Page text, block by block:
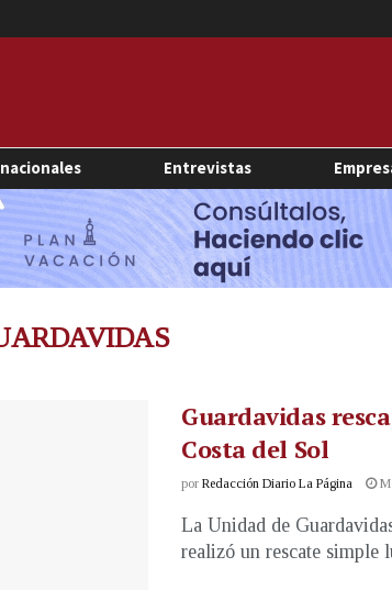
Entrevistas
Guardavidas
Costa del Sol
por Redacción Diario La Página
La Unidad de
realizó un rescate simple